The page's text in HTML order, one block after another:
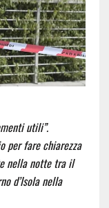
utili”.
per fare chiarezza
nella notte tra il
d’Isola nella